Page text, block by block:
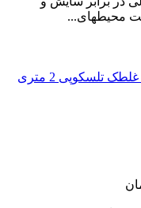
ﻣﺤﯿﻄ‌‌ﻬﺎی...